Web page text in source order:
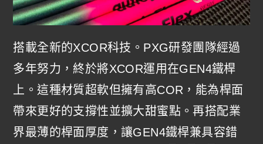
搭載全新的XCOR科技。PXG研發團隊經過
多年努力，終於將XCOR運用在GEN4鐵桿
上。這種材質超軟但擁有高COR，能為桿面
帶來更好的支撐性並擴大甜蜜點。再搭配業
界最薄的桿面厚度，讓GEN4鐵桿兼具容錯